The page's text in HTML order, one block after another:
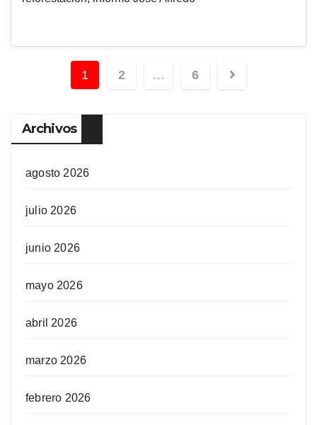
1 2 … 6
Archivos
agosto 2026
julio 2026
junio 2026
mayo 2026
abril 2026
marzo 2026
febrero 2026